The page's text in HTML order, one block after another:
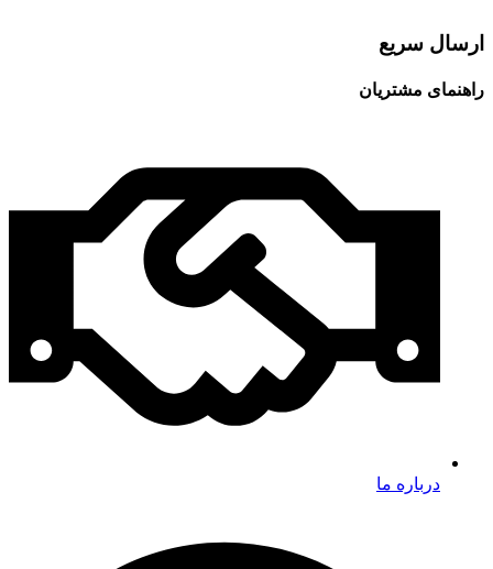
ارسال سریع
راهنمای مشتریان
درباره ما